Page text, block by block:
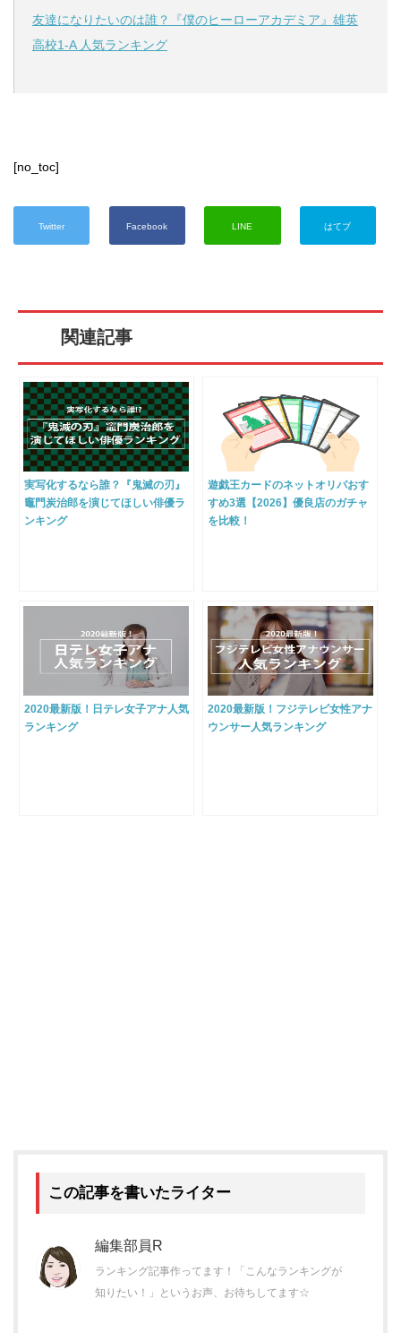
友達になりたいのは誰？『僕のヒーローアカデミア』雄英
高校1-A 人気ランキング
[no_toc]
Twitter Facebook LINE はてブ
関連記事
実写化するなら誰？『鬼滅の刃』
竈門炭治郎を演じてほしい俳優ラ
ンキング
遊戯王カードのネットオリパおす
すめ3選【2026】優良店のガチャ
を比較！
2020最新版！日テレ女子アナ人気
ランキング
2020最新版！フジテレビ女性アナ
ウンサー人気ランキング
この記事を書いたライター
編集部員R
ランキング記事作ってます！「こんなランキングが
知りたい！」というお声、お待ちしてます☆